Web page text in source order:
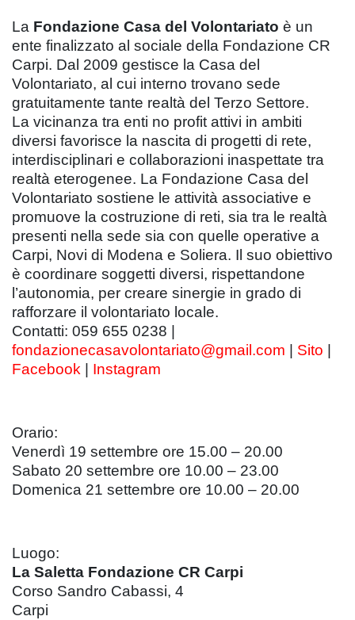
La Fondazione Casa del Volontariato è un
ente finalizzato al sociale della Fondazione CR
Carpi. Dal 2009 gestisce la Casa del
Volontariato, al cui interno trovano sede
gratuitamente tante realtà del Terzo Settore.
La vicinanza tra enti no profit attivi in ambiti
diversi favorisce la nascita di progetti di rete,
interdisciplinari e collaborazioni inaspettate tra
realtà eterogenee. La Fondazione Casa del
Volontariato sostiene le attività associative e
promuove la costruzione di reti, sia tra le realtà
presenti nella sede sia con quelle operative a
Carpi, Novi di Modena e Soliera. Il suo obiettivo
è coordinare soggetti diversi, rispettandone
l’autonomia, per creare sinergie in grado di
rafforzare il volontariato locale.
Contatti: 059 655 0238 |
fondazionecasavolontariato@gmail.com
Sito
Facebook
Instagram
Orario:
Venerdì 19 settembre ore 15.00 – 20.00
Sabato 20 settembre ore 10.00 – 23.00
Domenica 21 settembre ore 10.00 – 20.00
Luogo:
La Saletta Fondazione CR Carpi
Corso Sandro Cabassi, 4
Carpi